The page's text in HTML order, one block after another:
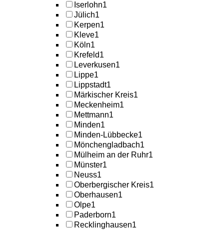
Iserlohn1
Jülich1
Kerpen1
Kleve1
Köln1
Krefeld1
Leverkusen1
Lippe1
Lippstadt1
Märkischer Kreis1
Meckenheim1
Mettmann1
Minden1
Minden-Lübbecke1
Mönchengladbach1
Mülheim an der Ruhr1
Münster1
Neuss1
Oberbergischer Kreis1
Oberhausen1
Olpe1
Paderborn1
Recklinghausen1